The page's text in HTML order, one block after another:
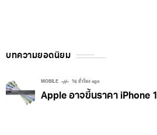
บทความยอดนิยม
MOBILE 16 ชั่วโมง ago
Apple อาจขึ้นราคา iPhone